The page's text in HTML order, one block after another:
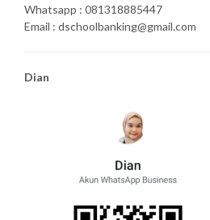
Whatsapp : 081318885447
Email : dschoolbanking@gmail.com
Dian